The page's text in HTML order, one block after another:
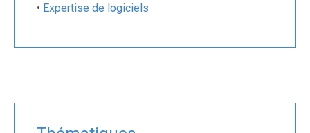
• Expertise de logiciels